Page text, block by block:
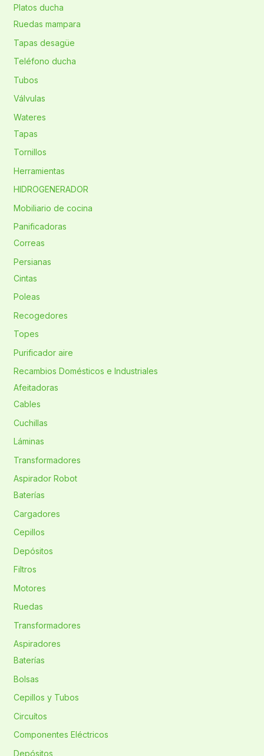
Platos ducha
Ruedas mampara
Tapas desagüe
Teléfono ducha
Tubos
Válvulas
Wateres
Tapas
Tornillos
Herramientas
HIDROGENERADOR
Mobiliario de cocina
Panificadoras
Correas
Persianas
Cintas
Poleas
Recogedores
Topes
Purificador aire
Recambios Domésticos e Industriales
Afeitadoras
Cables
Cuchillas
Láminas
Transformadores
Aspirador Robot
Baterías
Cargadores
Cepillos
Depósitos
Filtros
Motores
Ruedas
Transformadores
Aspiradores
Baterías
Bolsas
Cepillos y Tubos
Circuítos
Componentes Eléctricos
Depósitos